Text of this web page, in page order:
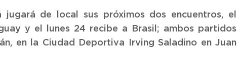
jugará de local sus próximos dos encuentros, el
y el lunes 24 recibe a Brasil; ambos partidos
en la Ciudad Deportiva Irving Saladino en Juan